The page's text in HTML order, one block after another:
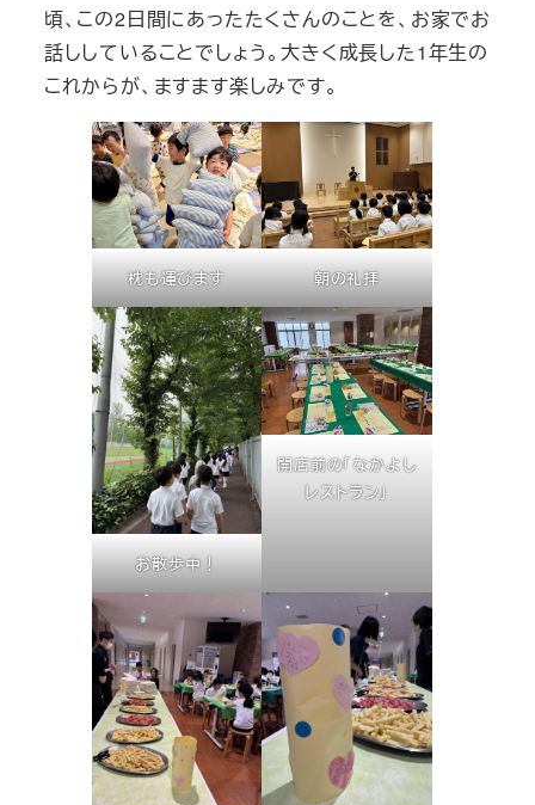
頃、この2日間にあったたくさんのことを、お家でお
話ししていることでしょう。大きく成長した1年生の
これからが、ますます楽しみです。
枕も運びます 朝の礼拝
お散歩中！
開店前の「なかよし
レストラン」